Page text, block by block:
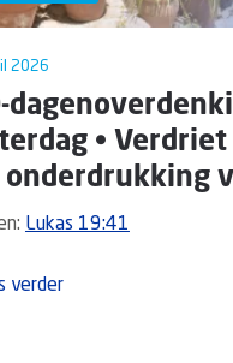
2026
•
onderdrukking
Lukas 19:41
verder